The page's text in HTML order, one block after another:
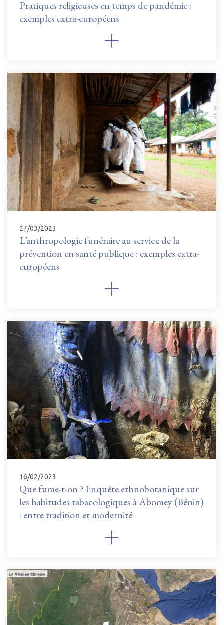
Pratiques religieuses en temps de pandémie :
exemples extra-européens
27/03/2023
L’anthropologie funéraire au service de la
prévention en santé publique : exemples extra-
européens
16/02/2023
Que fume-t-on ? Enquête ethnobotanique sur
les habitudes tabacologiques à Abomey (Bénin)
: entre tradition et modernité